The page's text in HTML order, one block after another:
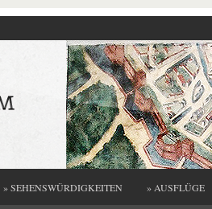
» SEHENSWÜRDIGKEITEN » AUSFLÜGE